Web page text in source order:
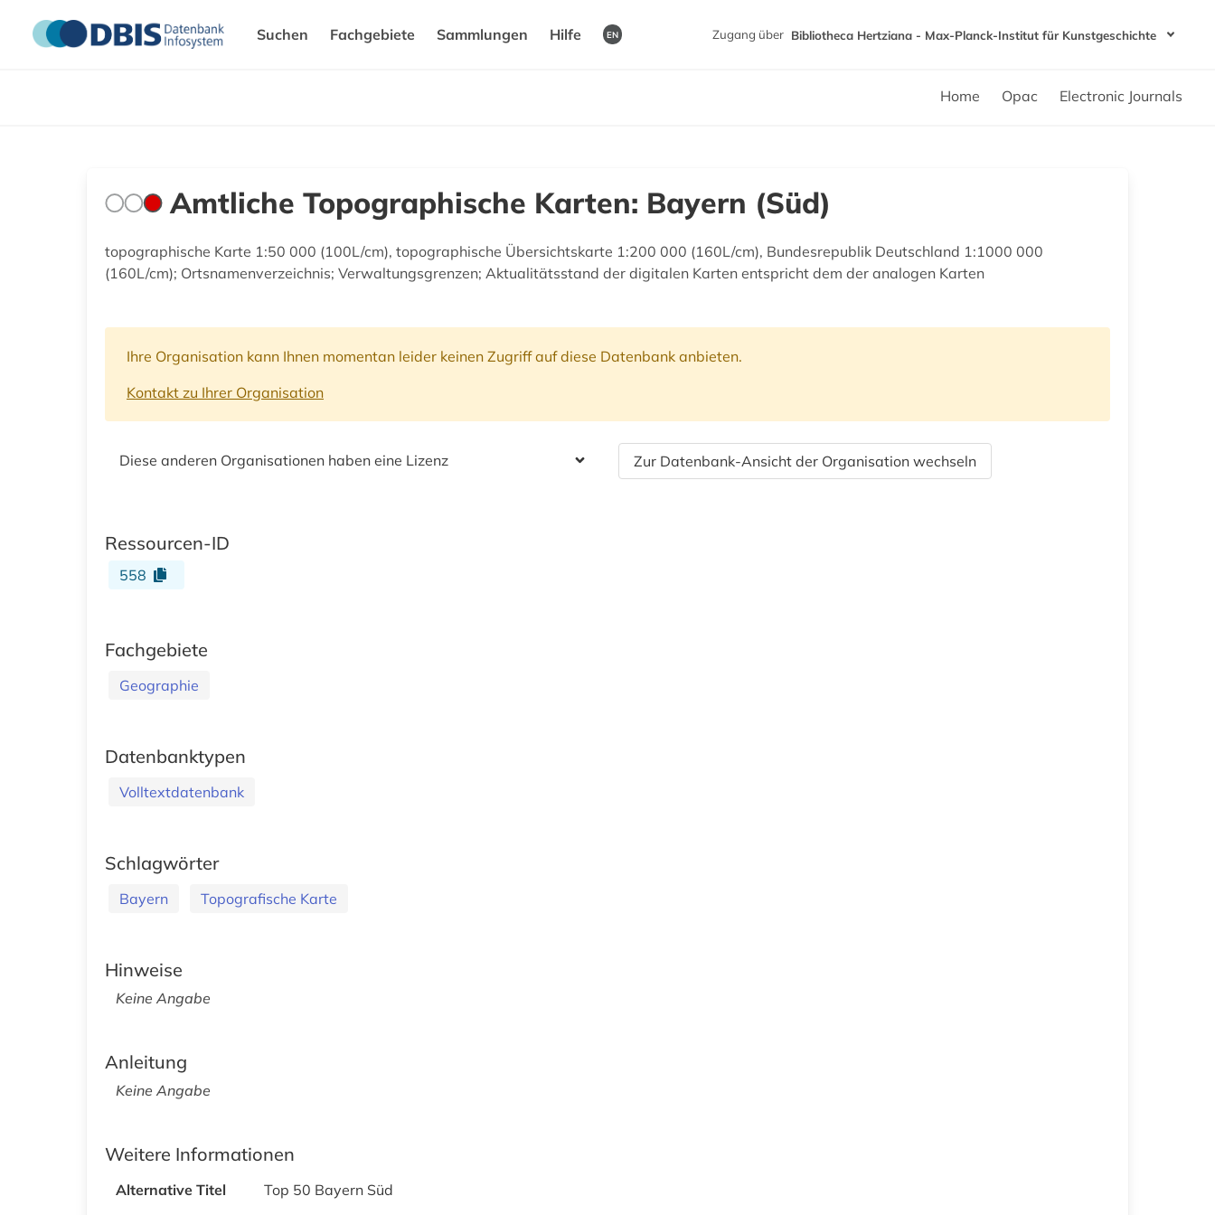
Suchen Fachgebiete Sammlungen Hilfe EN Zugang über Bibliotheca Hertziana - Max-Planck-Institut für Kunstgeschichte
Home Opac Electronic Journals
Amtliche Topographische Karten: Bayern (Süd)
topographische Karte 1:50 000 (100L/cm), topographische Übersichtskarte 1:200 000 (160L/cm), Bundesrepublik Deutschland 1:1000 000
(160L/cm); Ortsnamenverzeichnis; Verwaltungsgrenzen; Aktualitätsstand der digitalen Karten entspricht dem der analogen Karten
Ihre Organisation kann Ihnen momentan leider keinen Zugriff auf diese Datenbank anbieten.
Kontakt zu Ihrer Organisation
Diese anderen Organisationen haben eine Lizenz Zur Datenbank-Ansicht der Organisation wechseln
Ressourcen-ID
558
Fachgebiete
Geographie
Datenbanktypen
Volltextdatenbank
Schlagwörter
Bayern Topografische Karte
Hinweise
Keine Angabe
Anleitung
Keine Angabe
Weitere Informationen
Alternative Titel Top 50 Bayern Süd